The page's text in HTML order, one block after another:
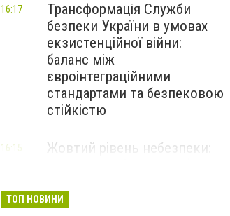
Трансформація Служби
безпеки України в умовах
екзистенційної війни:
баланс між
євроінтеграційними
стандартами та безпековою
стійкістю
16:17
Жовтий рівень небезпеки:
16:15
ТОП НОВИНИ